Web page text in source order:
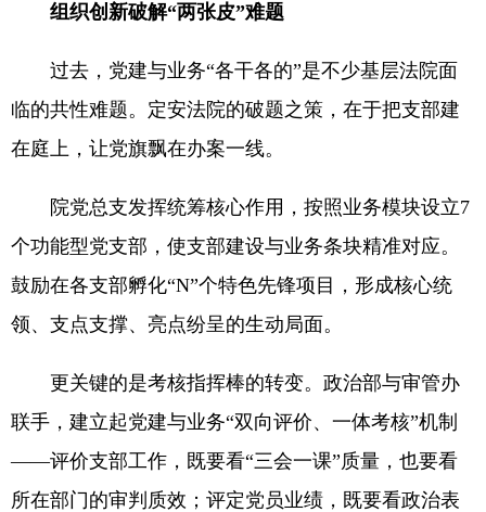
组织创新破解“两张皮”难题
过去，党建与业务“各干各的”是不少基层法院面
临的共性难题。定安法院的破题之策，在于把支部建
在庭上，让党旗飘在办案一线。
院党总支发挥统筹核心作用，按照业务模块设立7
个功能型党支部，使支部建设与业务条块精准对应。
鼓励在各支部孵化“N”个特色先锋项目，形成核心统
领、支点支撑、亮点纷呈的生动局面。
更关键的是考核指挥棒的转变。政治部与审管办
联手，建立起党建与业务“双向评价、一体考核”机制
——评价支部工作，既要看“三会一课”质量，也要看
所在部门的审判质效；评定党员业绩，既要看政治表